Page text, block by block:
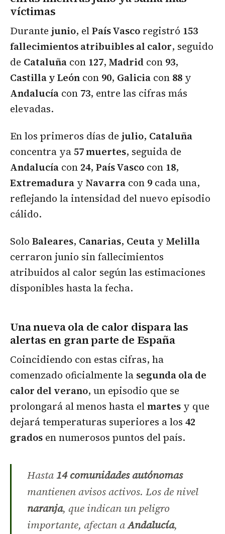
víctimas
Durante junio, elPaís Vasco registró 153
fallecimientos atribuibles al calor, seguido
de Cataluña con 127, Madrid con 93,
Castilla y León con 90, Galicia con 88 y
Andalucía con 73, entre las cifras más
elevadas.
En los primeros días de julio, Cataluña
concentra ya57 muertes, seguida de
Andalucía con 24, País Vasco con 18,
Extremadura y Navarra con 9 cada una,
reflejando la intensidad del nuevo episodio
cálido.
Solo Baleares, Canarias, Ceuta y Melilla
cerraron junio sin fallecimientos
atribuidos al calor según las estimaciones
disponibles hasta la fecha.
Una nueva ola de calor dispara las
alertas en gran parte de España
Coincidiendo con estas cifras, ha
comenzado oficialmente la segunda ola de
calor del verano, un episodio que se
prolongará al menos hasta elmartes y que
dejará temperaturas superiores a los 42
grados en numerosos puntos del país.
Hasta14 comunidades autónomas
mantienen avisos activos. Los de nivel
naranja, que indican un peligro
importante, afectan aAndalucía,